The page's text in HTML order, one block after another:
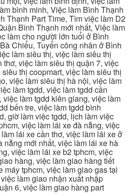
bình minh, Việc làm Bình Thạnh
Thạnh Part Time, Tìm việc làm D2
Bình Thạnh mới nhất, Việc làm
làm cho người lớn tuổi ở Bình
Chiểu, Tuyển công nhân ở Bình
làm siêu thị, việc làm siêu thị
việc làm siêu thị quận 7, việc
thị coopmart, việc làm siêu thị
việc làm siêu thị hà nội, việc làm
làm tgdd, việc làm tgdd cần
làm tgdd kiên giang, việc làm
bến tre, việc làm tgdd bình
giờ làm việc tgdd, lịch làm việc
việc làm lái xe đà nẵng, việc
lái xe cần thơ, việc làm lái xe ở
nẵng mới nhất, việc làm lái xe hà
việc làm lái xe b2 tphcm, việc
hàng, việc làm giao hàng tiết
máy tphcm, việc làm giao gas tại
làm giao nhận xuất nhập
6, việc làm giao hàng part